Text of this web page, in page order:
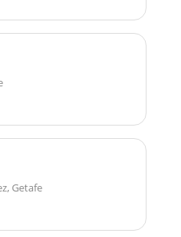
Getafe